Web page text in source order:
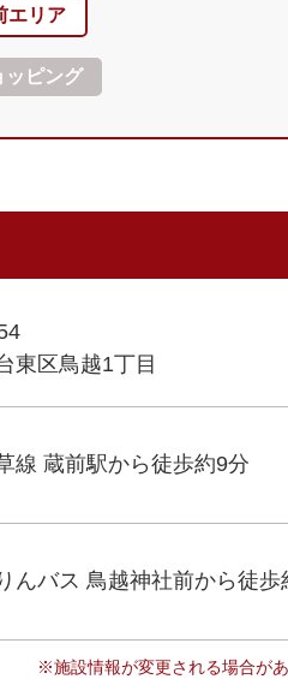
エリア
ッピング
東区鳥越1丁目
線 蔵前駅から徒歩約9分
んバス 鳥越神社前から徒歩
※施設情報が変更される場合が